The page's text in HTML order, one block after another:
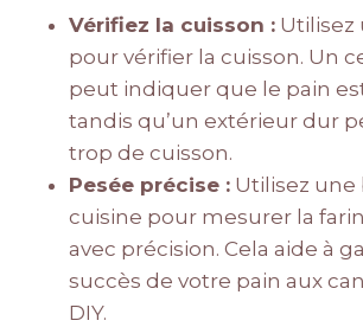
Vérifiez la cuisson : Utilisez
pour vérifier la cuisson. Un
peut indiquer que le pain
tandis qu’un extérieur dur
trop de cuisson.
Pesée précise : Utilisez une
cuisine pour mesurer la
avec précision. Cela aide à
succès de votre pain aux
DIY.